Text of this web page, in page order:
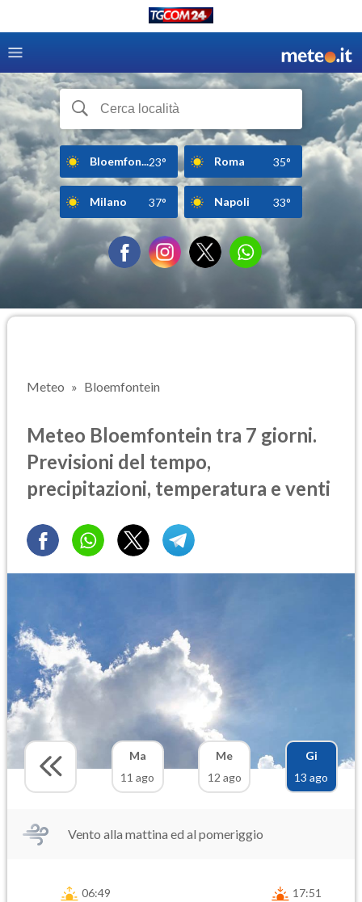
Bloemfon...23° Roma 35°
Milano 37° Napoli 33°
Meteo Bloemfontein
Meteo Bloemfontein tra 7 giorni.
Previsioni del tempo,
precipitazioni, temperatura e venti
Ma
11 ago
Me
12 ago
Gi
13 ago
Vento alla mattina ed al pomeriggio
06:49 17:51